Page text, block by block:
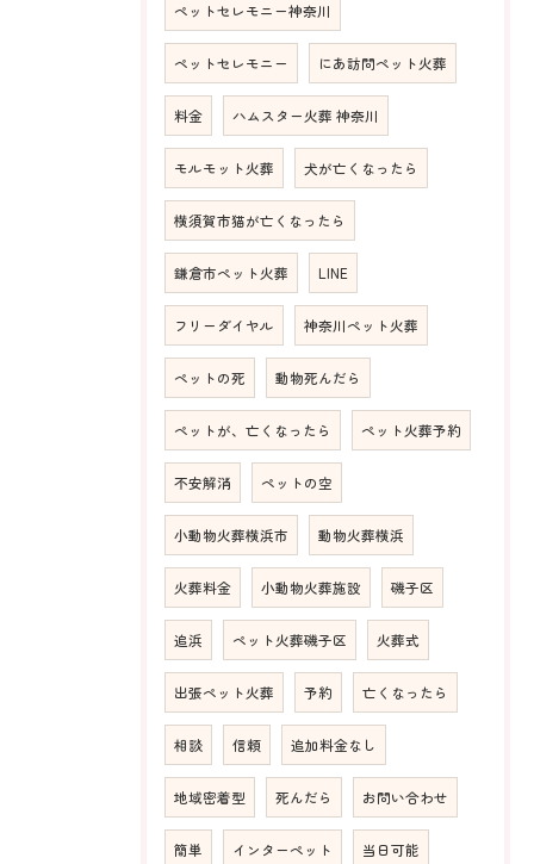
ペットセレモニー神奈川
ペットセレモニー にあ訪問ペット火葬
料金 ハムスター火葬 神奈川
モルモット火葬 犬が亡くなったら
横須賀市猫が亡くなったら
鎌倉市ペット火葬 LINE
フリーダイヤル 神奈川ペット火葬
ペットの死 動物死んだら
ペットが、亡くなったら ペット火葬予約
不安解消 ペットの空
小動物火葬横浜市 動物火葬横浜
火葬料金 小動物火葬施設 磯子区
追浜 ペット火葬磯子区 火葬式
出張ペット火葬 予約 亡くなったら
相談 信頼 追加料金なし
地域密着型 死んだら お問い合わせ
簡単 インターペット 当日可能